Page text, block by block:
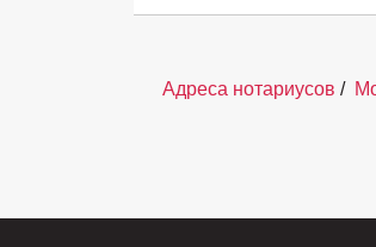
Адреса нотариусов /